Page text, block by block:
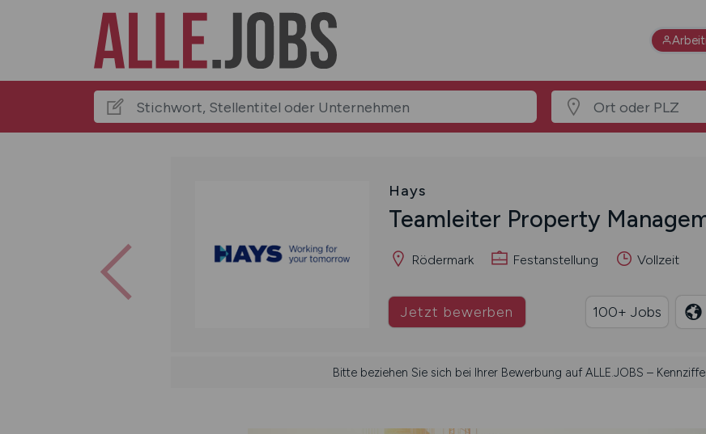
Hays
Teamleiter Property
Rödermark Festanstellung Vollzeit
Jetzt bewerben 100+ Jobs
Bitte beziehen Sie sich bei Ihrer Bewerbung auf ALLE.JOBS –